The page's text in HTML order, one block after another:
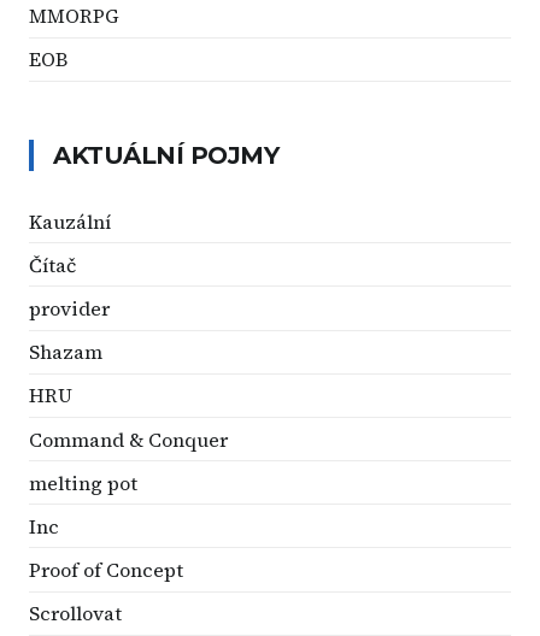
MMORPG
EOB
AKTUÁLNÍ POJMY
Kauzální
Čítač
provider
Shazam
HRU
Command & Conquer
melting pot
Inc
Proof of Concept
Scrollovat